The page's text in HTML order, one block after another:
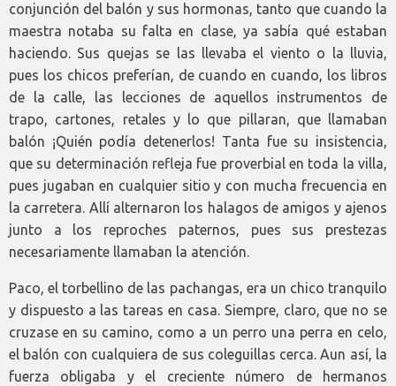
conjunción del balón y sus hormonas, tanto que cuando la
maestra notaba su falta en clase, ya sabía qué estaban
haciendo. Sus quejas se las llevaba el viento o la lluvia,
pues los chicos preferían, de cuando en cuando, los libros
de la calle, las lecciones de aquellos instrumentos de
trapo, cartones, retales y lo que pillaran, que llamaban
balón ¡Quién podía detenerlos! Tanta fue su insistencia,
que su determinación refleja fue proverbial en toda la villa,
pues jugaban en cualquier sitio y con mucha frecuencia en
la carretera. Allí alternaron los halagos de amigos y ajenos
junto a los reproches paternos, pues sus prestezas
necesariamente llamaban la atención.
Paco, el torbellino de las pachangas, era un chico tranquilo
y dispuesto a las tareas en casa. Siempre, claro, que no se
cruzase en su camino, como a un perro una perra en celo,
el balón con cualquiera de sus coleguillas cerca. Aun así, la
fuerza obligaba y el creciente número de hermanos